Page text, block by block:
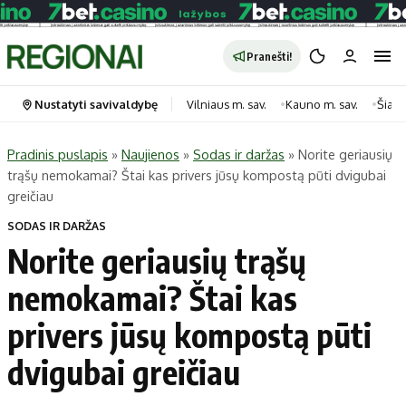
Pranešti!
Portalas
Naujausi
Regionai
Lietuva
Pasaulis
Politika
Kategorijos
Horoskopai
Laisvalaikis
Sveikata
Technologijos
Nustatyti savivaldybę Vilniaus m. sav. Kauno m. sav.
Pradinis puslapis » Naujienos » Sodas ir daržas » Norite geriausių
trąšų nemokamai? Štai kas privers jūsų kompostą pūti dvigubai
greičiau
SODAS IR DARŽAS
Norite geriausių trąšų
nemokamai? Štai kas
privers jūsų kompostą pūti
dvigubai greičiau